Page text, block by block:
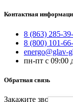
Контактная
8 (863) 285-
8 (800) 101-
energo@glav-
пн-пт с 09:00
Обратная связь
Закажите звонок и